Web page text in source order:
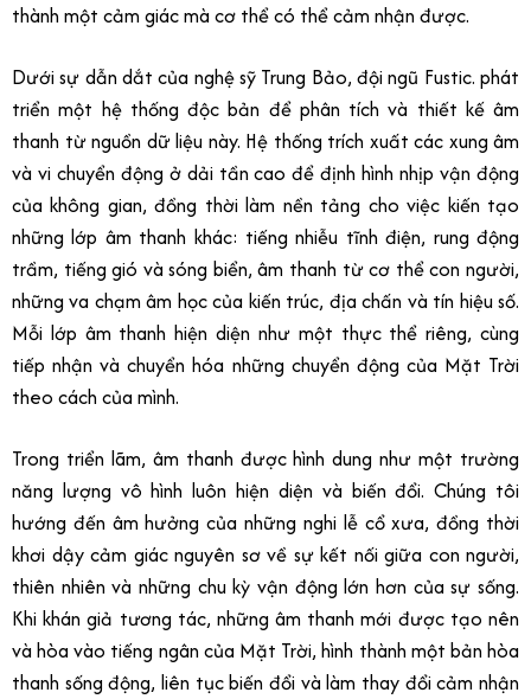
thành một cảm giác mà cơ thể có thể cảm nhận được.
Dưới sự dẫn dắt của nghệ sỹ Trung Bảo, đội ngũ Fustic. phát
triển một hệ thống độc bản để phân tích và thiết kế âm
thanh từ nguồn dữ liệu này. Hệ thống trích xuất các xung âm
và vi chuyển động ở dải tần cao để định hình nhịp vận động
của không gian, đồng thời làm nền tảng cho việc kiến tạo
những lớp âm thanh khác: tiếng nhiễu tĩnh điện, rung động
trầm, tiếng gió và sóng biển, âm thanh từ cơ thể con người,
những va chạm âm học của kiến trúc, địa chấn và tín hiệu số.
Mỗi lớp âm thanh hiện diện như một thực thể riêng, cùng
tiếp nhận và chuyển hóa những chuyển động của Mặt Trời
theo cách của mình.
Trong triển lãm, âm thanh được hình dung như một trường
năng lượng vô hình luôn hiện diện và biến đổi. Chúng tôi
hướng đến âm hưởng của những nghi lễ cổ xưa, đồng thời
khơi dậy cảm giác nguyên sơ về sự kết nối giữa con người,
thiên nhiên và những chu kỳ vận động lớn hơn của sự sống.
Khi khán giả tương tác, những âm thanh mới được tạo nên
và hòa vào tiếng ngân của Mặt Trời, hình thành một bản hòa
thanh sống động, liên tục biến đổi và làm thay đổi cảm nhận